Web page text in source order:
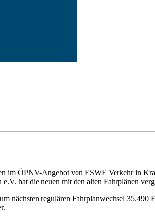
im ÖPNV-Angebot von ESWE Verkehr in
hat die neuen mit den alten Fahrplänen
nächsten regulären Fahrplanwechsel 35.490